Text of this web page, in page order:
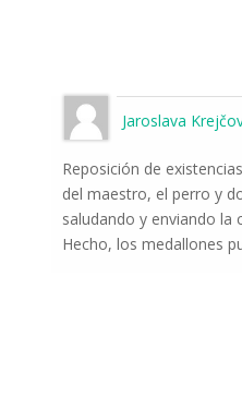
Jaroslava
Reposición de
del maestro, el perro y
saludando y enviando la
Hecho, los medallones